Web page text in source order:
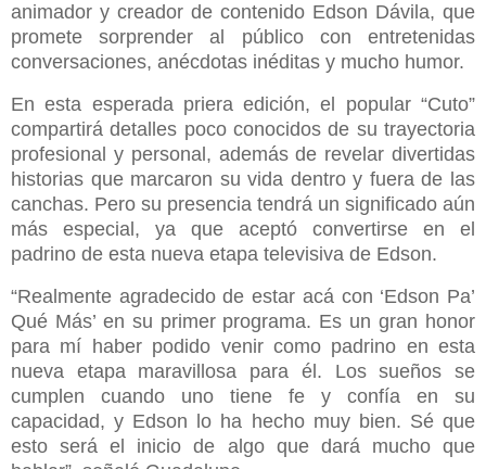
animador y creador de contenido Edson Dávila, que
promete sorprender al público con entretenidas
conversaciones, anécdotas inéditas y mucho humor.
En esta esperada priera edición, el popular “Cuto”
compartirá detalles poco conocidos de su trayectoria
profesional y personal, además de revelar divertidas
historias que marcaron su vida dentro y fuera de las
canchas. Pero su presencia tendrá un significado aún
más especial, ya que aceptó convertirse en el
padrino de esta nueva etapa televisiva de Edson.
“Realmente agradecido de estar acá con ‘Edson Pa’
Qué Más’ en su primer programa. Es un gran honor
para mí haber podido venir como padrino en esta
nueva etapa maravillosa para él. Los sueños se
cumplen cuando uno tiene fe y confía en su
capacidad, y Edson lo ha hecho muy bien. Sé que
esto será el inicio de algo que dará mucho que